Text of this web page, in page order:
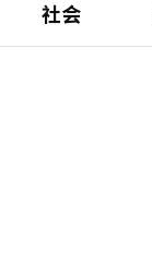
社会